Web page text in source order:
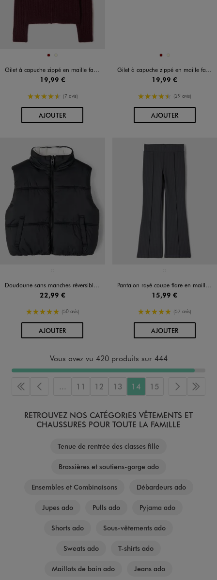
Disponible en 2 coloris
BORDEAUX
Gilet à capuche zippé en maille fantaisie extensible fille
19,99 €
4.5/5 de moyenne
(7 avis)
AJOUTERAU PANIER
Disponible en 2 coloris
BORDEAUX
Gilet à capuche zippé en maille fantaisie extensible fille
19,99 €
4.5/5 de moyenne
(29 avis)
AJOUTERAU PANIER
Doudoune sans manches réversible fille
22,99 €
5/5 de moyenne
(50 avis)
AJOUTERAU PANIER
Pantalon rayé coupe flare en maille extensible fille
15,99 €
5/5 de moyenne
(57 avis)
AJOUTERAU PANIER
Vous avez vu 420 produits sur 444
Première page
Page précédente
... 11 12 13 14 15 Page
RETROUVEZ NOS CATÉGORIES VÊTEMENTS ET
CHAUSSURES POUR TOUTE LA FAMILLE
Tenue de rentrée des classes fille
Brassières et soutiens-gorge ado
Ensembles et Combinaisons Débardeurs ado
Jupes ado Pulls ado Pyjama ado
Shorts ado Sous-vêtements ado
Sweats ado T-shirts ado
Maillots de bain ado Jeans ado